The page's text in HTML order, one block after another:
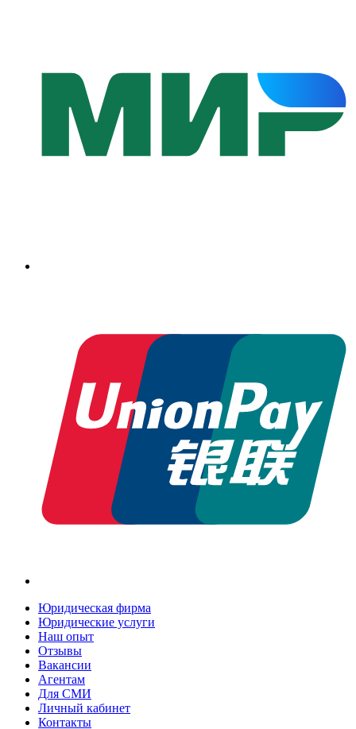
Юридическая фирма
Юридические услуги
Наш опыт
Отзывы
Вакансии
Агентам
Для СМИ
Личный кабинет
Контакты